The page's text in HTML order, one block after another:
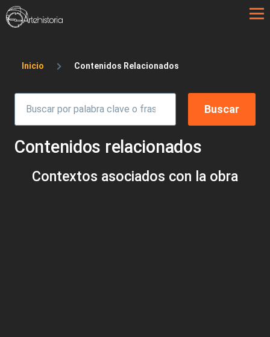
Pasar al contenido principal
Sobrescribir enlaces de ayuda a la
Inicio Contenidos Relacionados
Contenidos relacionados
Contextos asociados con la obra